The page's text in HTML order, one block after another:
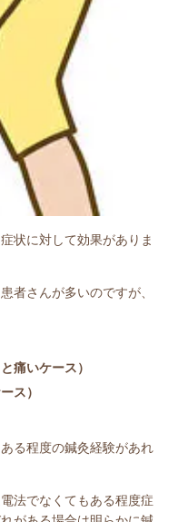
状に対して効果がありま
者さんが多いのですが、
痛いケース）
ス）
る程度の鍼灸経験があれ
法でなくてもある程度症